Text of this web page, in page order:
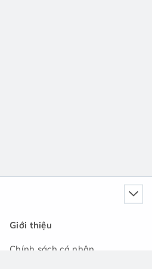
Giới thiệu
Chính sách cá nhân